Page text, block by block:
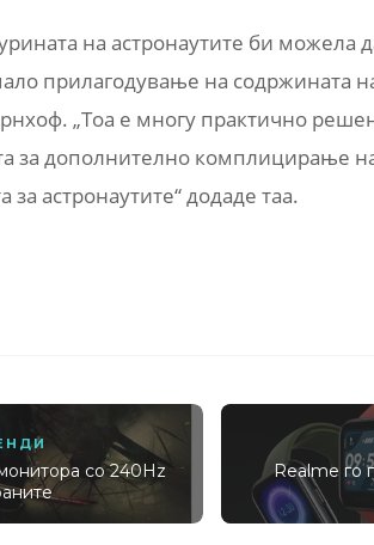
на астронаутите би можела
прилагодување на содржината на
„Тоа е многу практично
за дополнително комплицирање
астронаутите“ додаде таа.
со 240Hz
Realme го